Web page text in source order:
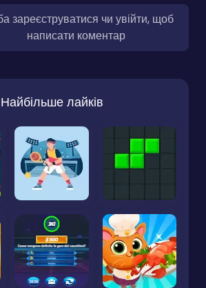
зареєструватися чи увійти, щоб
написати коментар
Найбільше лайків